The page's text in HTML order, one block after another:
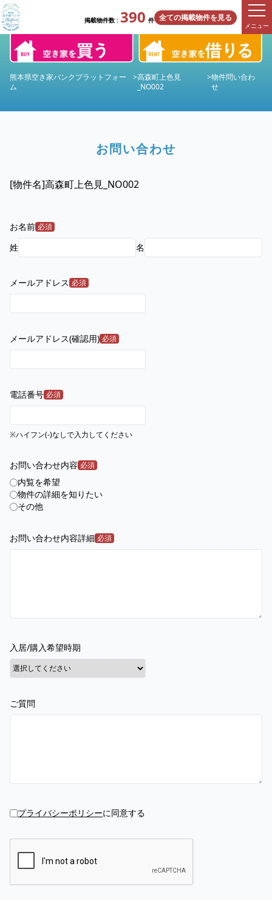
掲載物件数 : 390 件 全ての掲載物件を見る
メニュー
熊本県空き家バンクプラットフォー
ム
>高森町上色見
_NO002
>物件問い合わ
せ
お問い合わせ
[物件名]高森町上色見_NO002
お名前 必須
姓 名
メールアドレス 必須
メールアドレス(確認用) 必須
電話番号 必須
※ハイフン(-)なしで入力してください
お問い合わせ内容 必須
内覧を希望
物件の詳細を知りたい
その他
お問い合わせ内容詳細 必須
入居/購入希望時期
ご質問
プライバシーポリシーに同意する